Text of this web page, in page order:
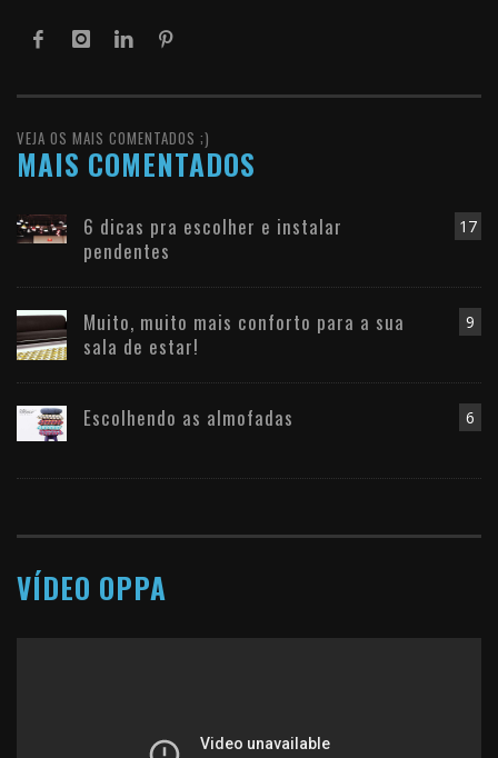
VEJA OS MAIS COMENTADOS ;)
MAIS COMENTADOS
17
6 dicas pra escolher e instalar
pendentes
9
Muito, muito mais conforto para a sua
sala de estar!
6
Escolhendo as almofadas
VÍDEO OPPA